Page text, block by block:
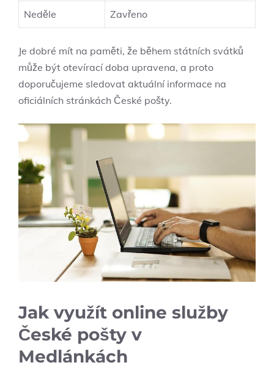
Neděle Zavřeno
Je dobré mít na paměti, že během státních svátků
může být otevírací doba upravena, a proto
doporučujeme sledovat aktuální informace na
oficiálních stránkách České pošty.
Jak využít online služby
České pošty v
Medlánkách